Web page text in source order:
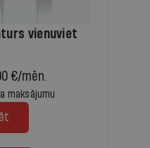
vienuviet
€/mēn.
maksājumu